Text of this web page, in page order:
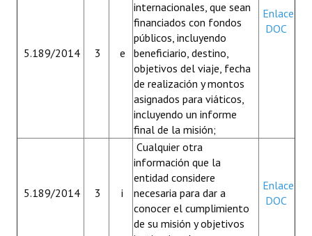
Enlace
DOC
5.189/2014
3 e
internacionales, que sean
financiados con fondos
públicos, incluyendo
beneficiario, destino,
objetivos del viaje, fecha
de realización y montos
asignados para viáticos,
incluyendo un informe
final de la misión;
5.189/2014 3 i
Cualquier otra
información que la
entidad considere
necesaria para dar a
conocer el cumplimiento
de su misión y objetivos
Enlace
DOC